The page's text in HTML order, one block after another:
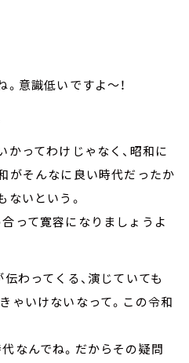
意識低いですよ～！
かってわけじゃなく、昭和に
がそんなに良い時代だったか
ないという。
って寛容になりましょうよ
わってくる、演じていても
ゃいけないなって。この令和
なんでね。だからその疑問